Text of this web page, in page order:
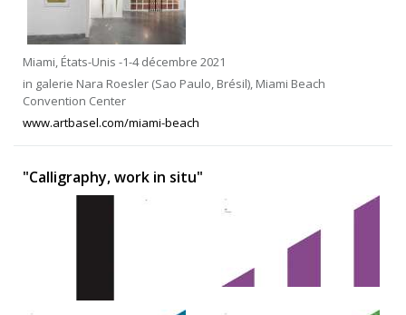
Miami, États-Unis -1-4 décembre 2021
in galerie Nara Roesler (Sao Paulo, Brésil), Miami Beach
Convention Center
www.artbasel.com/miami-beach
"Calligraphy, work in situ"